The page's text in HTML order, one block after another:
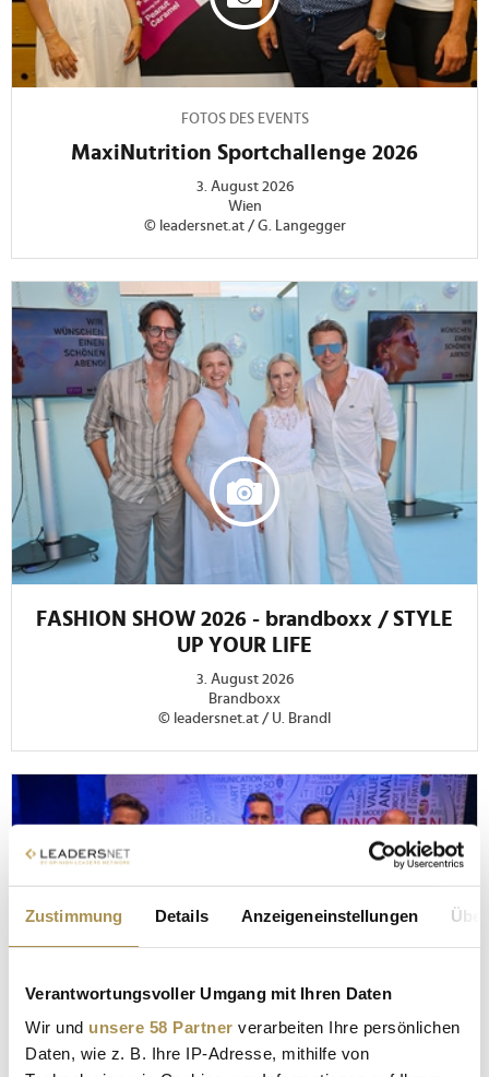
Zustimmung Details Anzeigeneinstellungen
Verantwortungsvoller Umgang mit Ihren Daten
Wir und unsere 58 Partner verarbeiten Ihre persönlichen
Daten, wie z. B. Ihre IP-Adresse, mithilfe von
FOTOS DES EVENTS
MaxiNutrition Sportchallenge 2026
3. August 2026
Wien
© leadersnet.at / G. Langegger
FASHION SHOW 2026 - brandboxx / STYLE
UP YOUR LIFE
3. August 2026
Brandboxx
© leadersnet.at / U. Brandl